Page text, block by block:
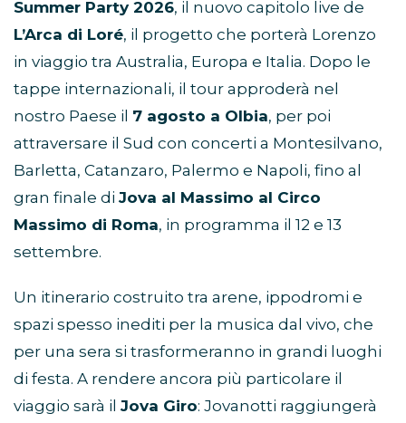
Summer Party 2026, il nuovo capitolo live de
L’Arca di Loré, il progetto che porterà Lorenzo
in viaggio tra Australia, Europa e Italia. Dopo le
tappe internazionali, il tour approderà nel
nostro Paese il 7 agosto a Olbia, per poi
attraversare il Sud con concerti a Montesilvano,
Barletta, Catanzaro, Palermo e Napoli, fino al
gran finale di Jova al Massimo al Circo
Massimo di Roma, in programma il 12 e 13
settembre.
Un itinerario costruito tra arene, ippodromi e
spazi spesso inediti per la musica dal vivo, che
per una sera si trasformeranno in grandi luoghi
di festa. A rendere ancora più particolare il
viaggio sarà il Jova Giro: Jovanotti raggiungerà